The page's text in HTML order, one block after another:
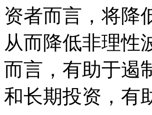
资者而言，将降
从而降低非理性
而言，有助于遏
和长期投资，有